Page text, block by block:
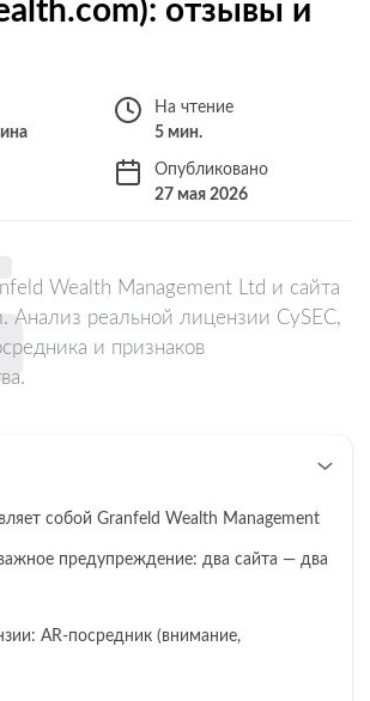
отзывы и
На чтение
5 мин.
Опубликовано
27 мая 2026
Wealth Management Ltd и сайта
Анализ реальной лицензии CySEC,
и признаков
собой Granfeld Wealth Management
предупреждение: два сайта — два
AR-посредник (внимание,